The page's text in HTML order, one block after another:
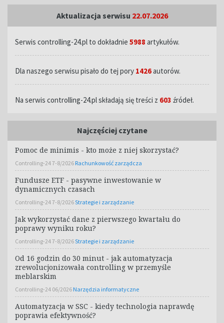
Aktualizacja serwisu 22.07.2026
Serwis controlling-24.pl to dokładnie 5988 artykułów.
Dla naszego serwisu pisało do tej pory 1426autorów.
Na serwis controlling-24.pl składają się treści z 603 źródeł.
Najczęściej czytane
Pomoc de minimis - kto może z niej skorzystać?
Controlling-24 7-8/2026 Rachunkowość zarządcza
Fundusze ETF - pasywne inwestowanie w
dynamicznych czasach
Controlling-24 7-8/2026Strategie i zarządzanie
Jak wykorzystać dane z pierwszego kwartału do
poprawy wyniku roku?
Controlling-24 7-8/2026Strategie i zarządzanie
Od 16 godzin do 30 minut - jak automatyzacja
zrewolucjonizowała controlling w przemyśle
meblarskim
Controlling-24 06/2026 Narzędzia informatyczne
Automatyzacja w SSC - kiedy technologia naprawdę
poprawia efektywność?